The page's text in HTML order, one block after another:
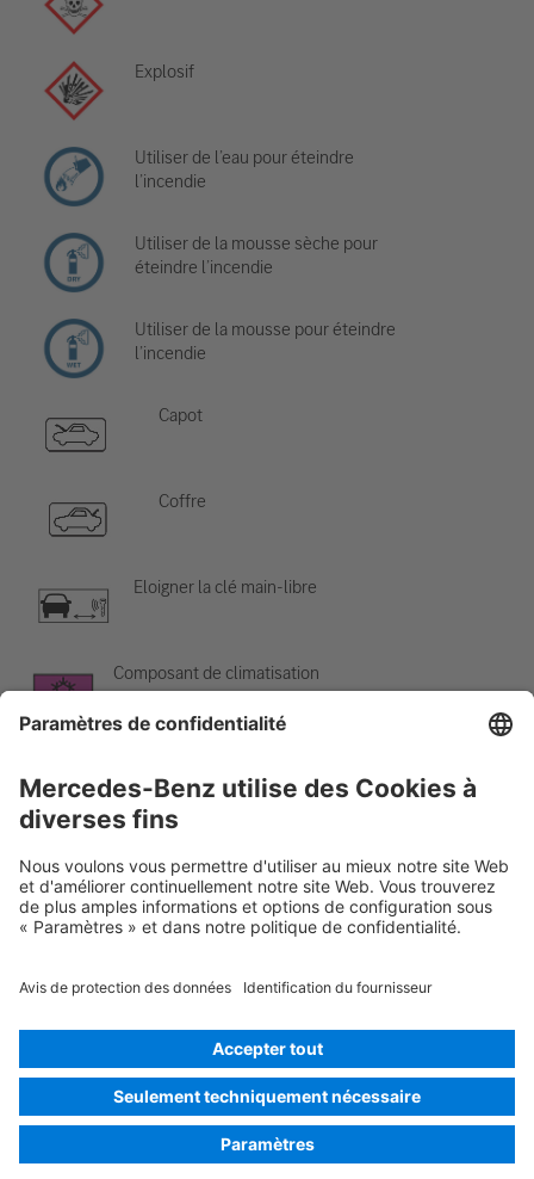
Explosif
Utiliser de l’eau pour éteindre
l’incendie
Utiliser de la mousse sèche pour
éteindre l’incendie
Utiliser de la mousse pour éteindre
l’incendie
Capot
Coffre
Eloigner la clé main-libre
Composant de climatisation
Choisir la langue
© 2026Mercedes-Benz AG
Identification du fournisseur
Paramètres des cookies
Cookies
Politique de confidentialité
Informations légales